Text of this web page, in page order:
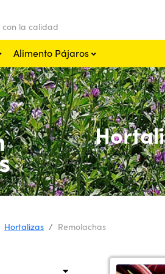
con la calidad
Alimento Pájaros
Hortalizas Remolachas